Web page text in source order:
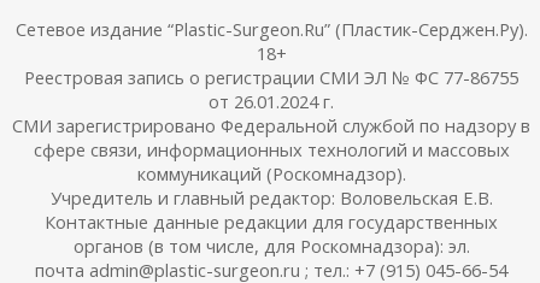
Сетевое издание “Plastic-Surgeon.Ru” (Пластик-Серджен.Ру).
18+
Реестровая запись о регистрации СМИ ЭЛ № ФС 77-86755
от 26.01.2024 г.
СМИ зарегистрировано Федеральной службой по надзору в
сфере связи, информационных технологий и массовых
коммуникаций (Роскомнадзор).
Учредитель и главный редактор: Воловельская Е.В.
Контактные данные редакции для государственных
органов (в том числе, для Роскомнадзора): эл.
почта admin@plastic-surgeon.ru ; тел.: +7 (915) 045-66-54